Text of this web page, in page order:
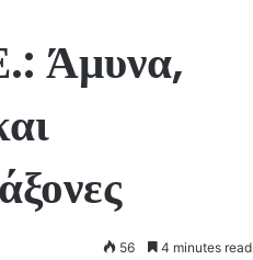
Άμυνα,
56 4 minutes read